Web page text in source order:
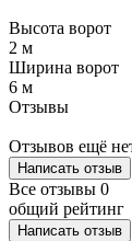
Высота ворот
2 м
Ширина ворот
6 м
Отзывы
Отзывов ещё
Написать отзыв
Все отзывы 0
общий рейтинг
Написать отзыв